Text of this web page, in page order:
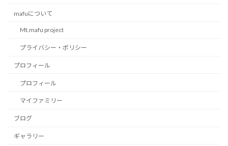
mafuについて
Mt.mafu project
プライバシー・ポリシー
プロフィール
プロフィール
マイファミリー
ブログ
ギャラリー